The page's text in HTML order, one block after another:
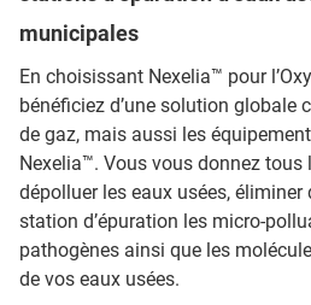
municipales
En choisissant Nexelia™ pour
bénéficiez d’une solution globale
de gaz, mais aussi les
Nexelia™. Vous vous donnez tous
dépolluer les eaux usées,
station d’épuration les micro-
pathogènes ainsi que les
de vos eaux usées.